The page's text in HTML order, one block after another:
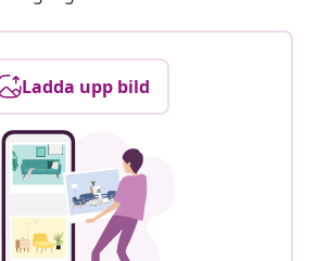
Ladda upp bild